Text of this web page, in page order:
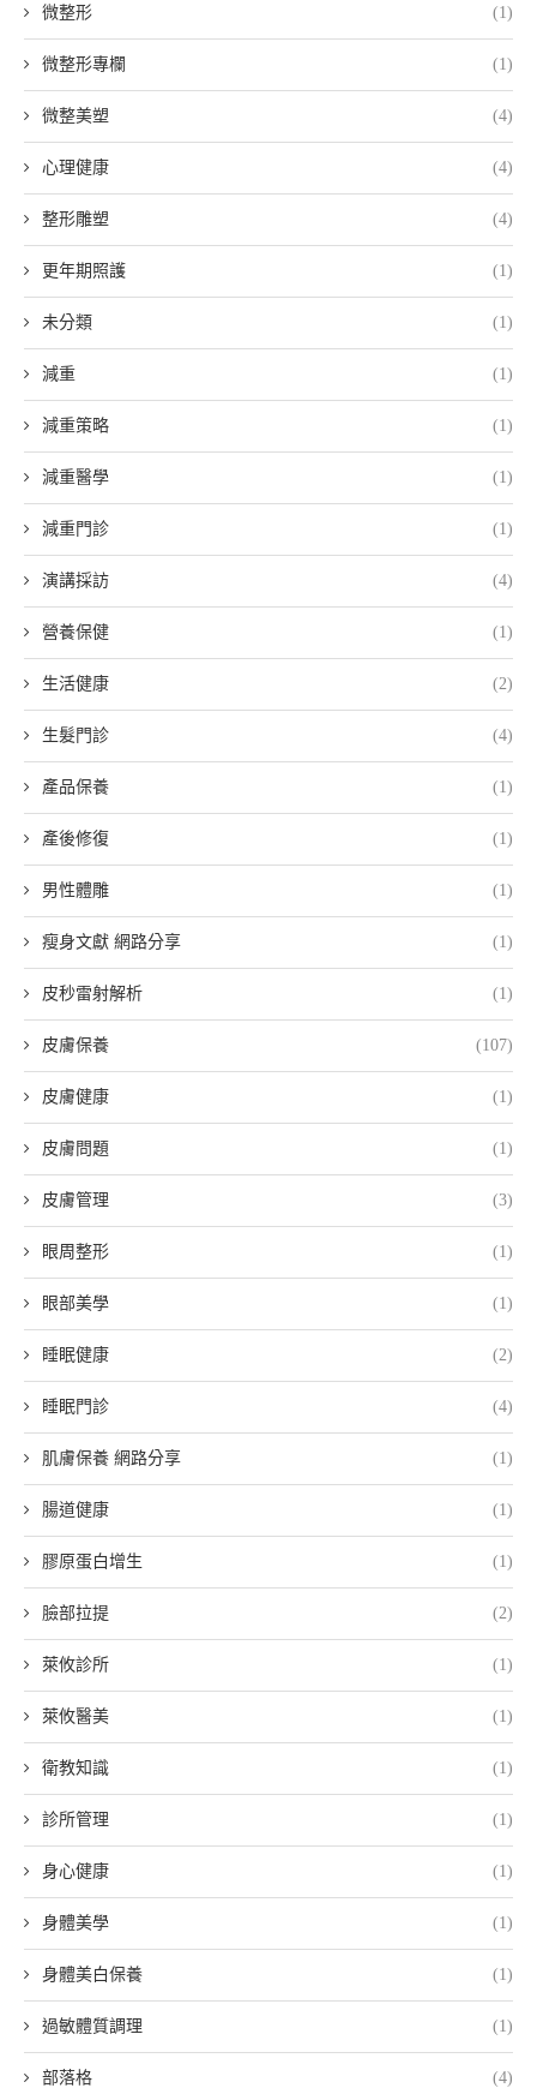
微整形 (1)
微整形專欄 (1)
微整美塑 (4)
心理健康 (4)
整形雕塑 (4)
更年期照護 (1)
未分類 (1)
減重 (1)
減重策略 (1)
減重醫學 (1)
減重門診 (1)
演講採訪 (4)
營養保健 (1)
生活健康 (2)
生髮門診 (4)
產品保養 (1)
產後修復 (1)
男性體雕 (1)
瘦身文獻 網路分享 (1)
皮秒雷射解析 (1)
皮膚保養 (107)
皮膚健康 (1)
皮膚問題 (1)
皮膚管理 (3)
眼周整形 (1)
眼部美學 (1)
睡眠健康 (2)
睡眠門診 (4)
肌膚保養 網路分享 (1)
腸道健康 (1)
膠原蛋白增生 (1)
臉部拉提 (2)
萊攸診所 (1)
萊攸醫美 (1)
衛教知識 (1)
診所管理 (1)
身心健康 (1)
身體美學 (1)
身體美白保養 (1)
過敏體質調理 (1)
部落格 (4)